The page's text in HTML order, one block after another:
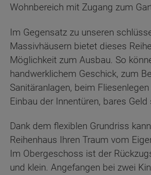
Wohnbereich mit Zugang zum
Im Gegensatz zu unseren
Massivhäusern bietet dieses
Möglichkeit zum Ausbau. So
handwerklichem Geschick, zum
Sanitäranlagen, beim
Einbau der Innentüren, bares Geld
Dank dem flexiblen Grundriss
Reihenhaus Ihren Traum vom
Im Obergeschoss ist der
und klein. Angefangen bei zwei